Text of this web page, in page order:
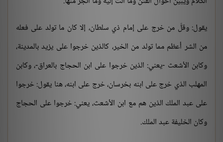
يقول: وقلّ من خرج على إمام ذي سلطان، إلا كان ما تولد على فعله
من الشر أعظم مما تولد من الخير، كالذين خرجوا على يزيد بالمدينة،
وكابن الأشعث -يعني: الذين خرجوا على ابن الحجاج بالعراق-، وكابن
المهلب الذي خرج على ابنه بخرسان، خرج على ابنه، هنا يقول: خرجوا
على عبد الملك الذين هم مع ابن الأشعث، يعني: خرجوا على الحجاج
وكان الخليفة عبد الملك.